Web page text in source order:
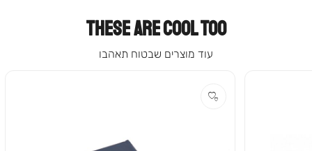
THESE ARE COOL TOO
עוד מוצרים שבטוח תאהבו